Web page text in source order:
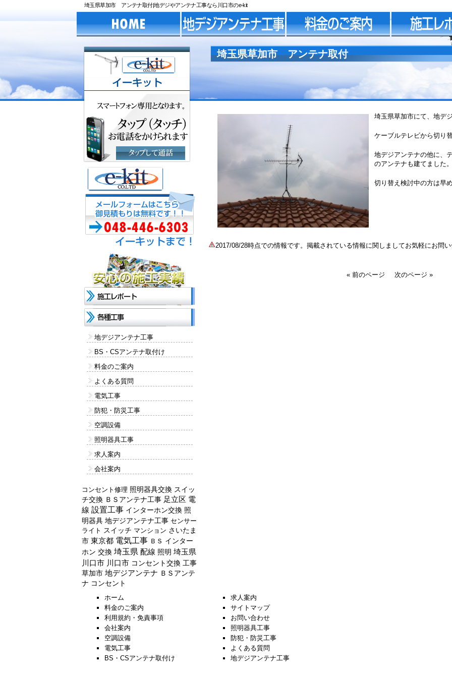
埼玉県草加市 アンテナ取付|地デジやアンテナ工事なら川口市のe-kit
埼玉県草加市 アンテナ取付
埼玉県草加市にて、地デ
ケーブルテレビから切り
地デジアンテナの他に、
のアンテナも建てました。
切り替え検討中の方は早
2017/08/28時点での情報です。掲載されている情報に関しましてお気軽にお問い
« 前のページ 次のページ »
地デジアンテナ工事
BS・CSアンテナ取付け
料金のご案内
よくある質問
電気工事
防犯・防災工事
空調設備
照明器具工事
求人案内
会社案内
コンセント修理 照明器具交換 スイッ
チ交換 ＢＳアンテナ工事 足立区 電
線 設置工事 インターホン交換 照
明器具 地デジアンテナ工事 センサー
ライト スイッチ マンション さいたま
市 東京都 電気工事 ＢＳ インター
ホン 交換 埼玉県 配線 照明 埼玉県
川口市 川口市 コンセント交換 工事
草加市 地デジアンテナ ＢＳアンテ
ナ コンセント
ホーム
求人案内
料金のご案内
サイトマップ
利用規約・免責事項
お問い合わせ
会社案内
照明器具工事
空調設備
防犯・防災工事
電気工事
よくある質問
BS・CSアンテナ取付け
地デジアンテナ工事